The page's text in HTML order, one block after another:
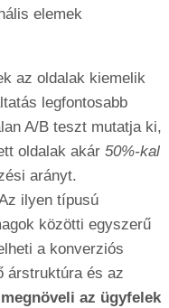
elemek
az oldalak kiemelik
legfontosabb
A/B teszt mutatja ki,
oldalak akár 50%-kal
arányt.
ilyen típusú
közötti egyszerű
a konverziós
árstruktúra és az
megnöveli az ügyfelek